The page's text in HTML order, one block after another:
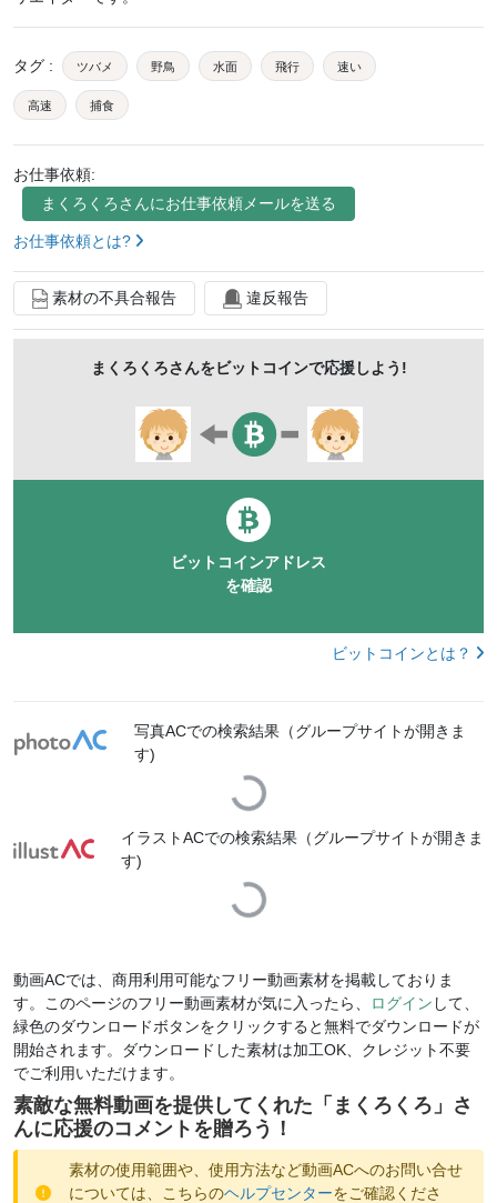
タグ : ツバメ 野鳥 水面 飛行 速い
高速 捕食
お仕事依頼:
まくろくろ さんにお仕事依頼メールを送る
お仕事依頼とは?
素材の不具合報告 違反報告
まくろくろさんをビットコインで応援しよう!
ビットコインアドレス
を確認
ビットコインとは？
写真ACでの検索結果（グループサイトが開きま
す)
Loading...
イラストACでの検索結果（グループサイトが開きま
す)
Loading...
動画ACでは、商用利用可能なフリー動画素材を掲載しておりま
す。このページのフリー動画素材が気に入ったら、
ログイン して、
緑色のダウンロードボタンをクリックすると無料でダウンロードが
開始されます。ダウンロードした素材は加工OK、クレジット不要
でご利用いただけます。
素敵な無料動画を提供してくれた「 まくろくろ 」さ
んに応援のコメントを贈ろう！
素材の使用範囲や、使用方法など動画ACへのお問い合せ
については、こちらのヘルプセンターをご確認くださ